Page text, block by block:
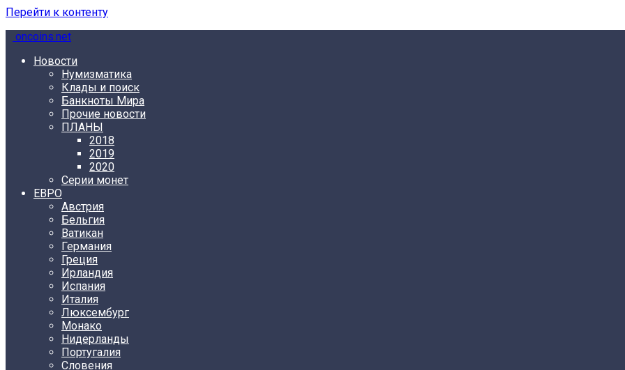
Перейти к контенту
oncoins.net
Новости
Нумизматика
Клады и поиск
Банкноты Мира
Прочие новости
ПЛАНЫ
2018
2019
2020
Серии монет
ЕВРО
Австрия
Бельгия
Ватикан
Германия
Греция
Ирландия
Испания
Италия
Люксембург
Монако
Нидерланды
Португалия
Словения